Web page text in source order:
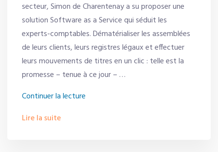
secteur, Simon de Charentenay a su proposer une
solution Software as a Service qui séduit les
experts-comptables. Dématérialiser les assemblées
de leurs clients, leurs registres légaux et effectuer
leurs mouvements de titres en un clic : telle est la
promesse – tenue à ce jour – …
Continuer la lecture
Lire la suite